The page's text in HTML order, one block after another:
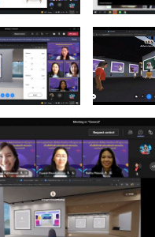
พันธ์
พันธ์ภายนอก
/ศึกษาต่อ
นวิจัย